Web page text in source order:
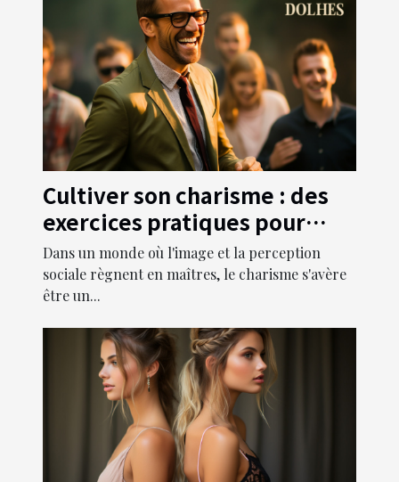
Cultiver son charisme : des
exercices pratiques pour
devenir irrésistible
Dans un monde où l'image et la perception
sociale règnent en maîtres, le charisme s'avère
être un...